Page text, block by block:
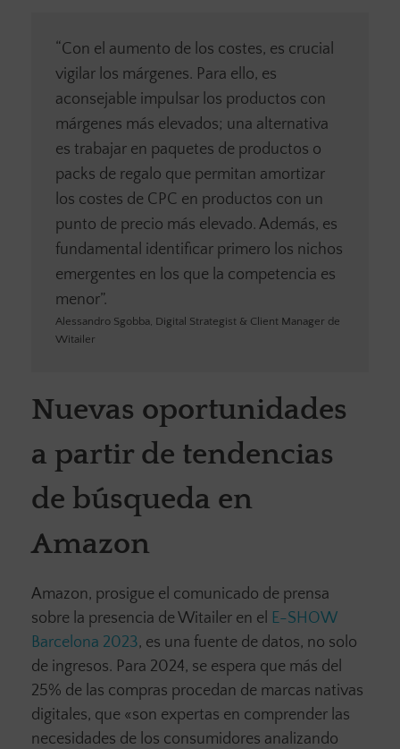
“Con el aumento de los costes, es crucial
vigilar los márgenes. Para ello, es
aconsejable impulsar los productos con
márgenes más elevados; una alternativa
es trabajar en paquetes de productos o
packs de regalo que permitan amortizar
los costes de CPC en productos con un
punto de precio más elevado. Además, es
fundamental identificar primero los nichos
emergentes en los que la competencia es
menor”.
Alessandro Sgobba, Digital Strategist & Client Manager de
Witailer
Nuevas oportunidades
a partir de tendencias
de búsqueda en
Amazon
Amazon, prosigue el comunicado de prensa
sobre la presencia de Witailer en el E-SHOW
Barcelona 2023, es una fuente de datos, no solo
de ingresos. Para 2024, se espera que más del
25% de las compras procedan de marcas nativas
digitales, que «son expertas en comprender las
necesidades de los consumidores analizando